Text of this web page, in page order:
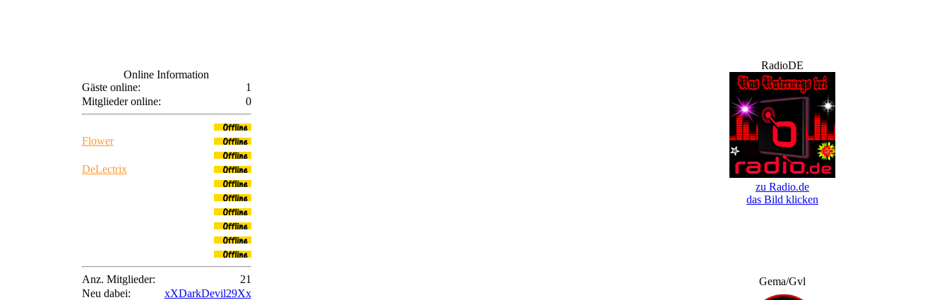
Online Information
Gäste online:
1
Mitglieder online:
0
Flower
DeLectrix
Anz. Mitglieder:
21
Neu dabei:
xXDarkDevil29Xx
RadioDE
zu Radio.de
das Bild klicken
Gema/Gvl